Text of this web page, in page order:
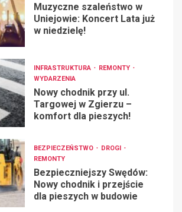
Muzyczne szaleństwo w
Uniejowie: Koncert Lata już
w niedzielę!
INFRASTRUKTURA
REMONTY
WYDARZENIA
Nowy chodnik przy ul.
Targowej w Zgierzu –
komfort dla pieszych!
BEZPIECZEŃSTWO
DROGI
REMONTY
Bezpieczniejszy Swędów:
Nowy chodnik i przejście
dla pieszych w budowie